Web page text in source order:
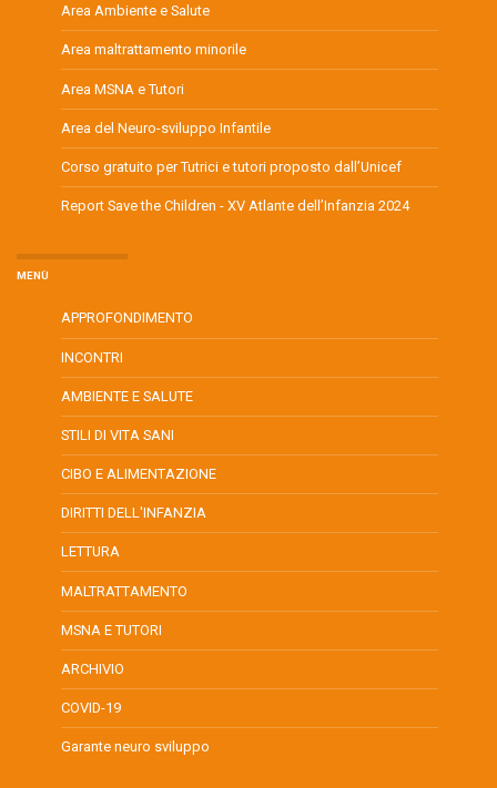
Area Ambiente e Salute
Area maltrattamento minorile
Area MSNA e Tutori
Area del Neuro-sviluppo Infantile
Corso gratuito per Tutrici e tutori proposto dall’Unicef
Report Save the Children - XV Atlante dell’Infanzia 2024
MENÙ
APPROFONDIMENTO
INCONTRI
AMBIENTE E SALUTE
STILI DI VITA SANI
CIBO E ALIMENTAZIONE
DIRITTI DELL'INFANZIA
LETTURA
MALTRATTAMENTO
MSNA E TUTORI
ARCHIVIO
COVID-19
Garante neuro sviluppo